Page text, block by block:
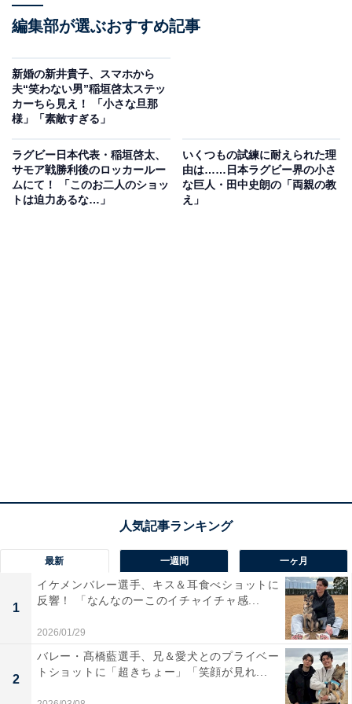
編集部が選ぶおすすめ記事
新婚の新井貴子、スマホから
夫“笑わない男”稲垣啓太ステッ
カーちら見え！ 「小さな旦那
様」「素敵すぎる」
ラグビー日本代表・稲垣啓太、
サモア戦勝利後のロッカールー
ムにて！ 「このお二人のショッ
トは迫力あるな…」
いくつもの試練に耐えられた理
由は……日本ラグビー界の小さ
な巨人・田中史朗の「両親の教
え」
最新 一週間 一ヶ月
1
イケメンバレー選手、キス＆耳食べショットに
反響！ 「なんなのーこのイチャイチャ感...
2026/01/29
2
バレー・髙橋藍選手、兄＆愛犬とのプライベー
トショットに「超きちょー」「笑顔が見れ...